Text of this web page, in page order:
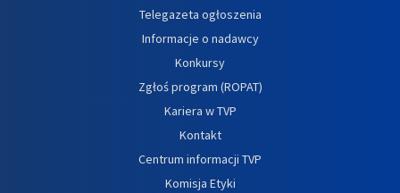
Telegazeta ogłoszenia
Informacje o nadawcy
Konkursy
Zgłoś program (ROPAT)
Kariera w TVP
Kontakt
Centrum informacji TVP
Komisja Etyki